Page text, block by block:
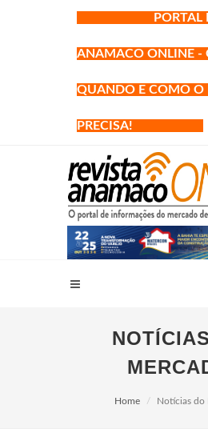
PORTAL
ANAMACO ONLINE -
QUANDO E COMO O
PRECISA!
Home Notícias do